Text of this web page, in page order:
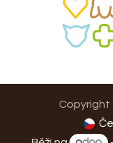
Copyright